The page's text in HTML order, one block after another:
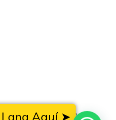
los paneles de Lana de
Aquí ➤